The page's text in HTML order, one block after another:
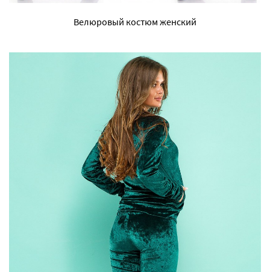
Велюровый костюм женский